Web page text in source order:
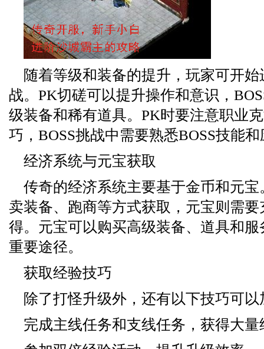
随着等级和装备的提升，玩家可开始
战。PK切磋可以提升操作和意识，
级装备和稀有道具。PK时要注意职业
巧，BOSS挑战中需要熟悉BOSS技能
经济系统与元宝获取
传奇的经济系统主要基于金币和元
卖装备、跑商等方式获取，元宝则需
得。元宝可以购买高级装备、道具和
重要途径。
获取经验技巧
除了打怪升级外，还有以下技巧可
完成主线任务和支线任务，获得大量